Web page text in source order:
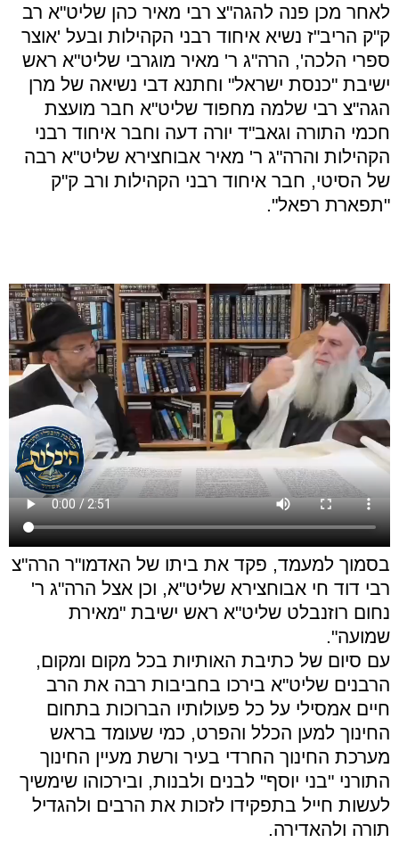
לאחר מכן פנה להגה"צ רבי מאיר כהן שליט"א רב
ק"ק הריב"ז נשיא איחוד רבני הקהילות ובעל 'אוצר
ספרי הלכה', הרה"ג ר' מאיר מוגרבי שליט"א ראש
ישיבת "כנסת ישראל" וחתנא דבי נשיאה של מרן
הגה"צ רבי שלמה מחפוד שליט"א חבר מועצת
חכמי התורה וגאב"ד יורה דעה וחבר איחוד רבני
הקהילות והרה"ג ר' מאיר אבוחצירא שליט"א רבה
של הסיטי, חבר איחוד רבני הקהילות ורב ק"ק
"תפארת רפאל".
בסמוך למעמד, פקד את ביתו של האדמו"ר הרה"צ
רבי דוד חי אבוחצירא שליט"א, וכן אצל הרה"ג ר'
נחום רוזנבלט שליט"א ראש ישיבת "מאירת
שמועה".
עם סיום של כתיבת האותיות בכל מקום ומקום,
הרבנים שליט"א בירכו בחביבות רבה את הרב
חיים אמסילי על כל פעולותיו הברוכות בתחום
החינוך למען הכלל והפרט, כמי שעומד בראש
מערכת החינוך החרדי בעיר ורשת מעיין החינוך
התורני "בני יוסף" לבנים ולבנות, ובירכוהו שימשיך
לעשות חייל בתפקידו לזכות את הרבים ולהגדיל
תורה ולהאדירה.